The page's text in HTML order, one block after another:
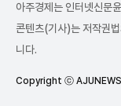
아주경제는 인터넷신문
콘텐츠(기사)는 저작권
니다.
Copyright ⓒ